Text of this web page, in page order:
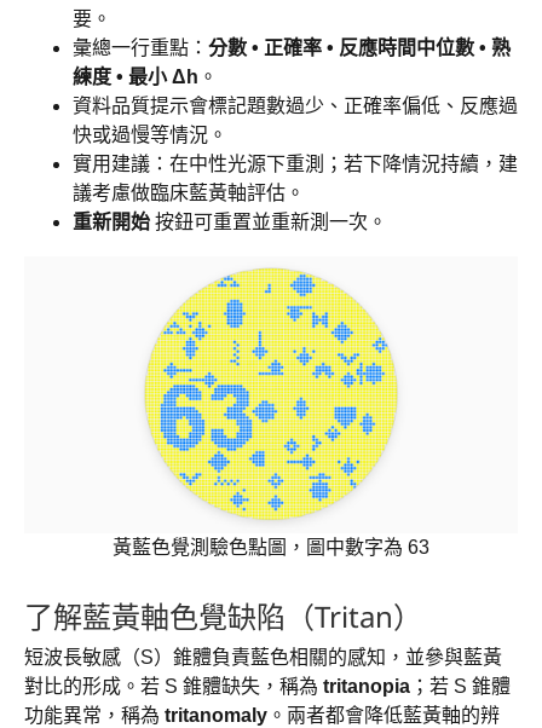
要。
彙總一行重點： 分數 • 正確率 • 反應時間中位數 • 熟
練度 • 最小 Δh 。
資料品質提示會標記題數過少、正確率偏低、反應過
快或過慢等情況。
實用建議：在中性光源下重測；若下降情況持續，建
議考慮做臨床藍黃軸評估。
重新開始 按鈕可重置並重新測一次。
黃藍色覺測驗色點圖，圖中數字為 63
了解藍黃軸色覺缺陷（Tritan）
短波長敏感（S）錐體負責藍色相關的感知，並參與藍黃
對比的形成。若 S 錐體缺失，稱為 tritanopia ；若 S 錐體
功能異常，稱為 tritanomaly 。兩者都會降低藍黃軸的辨